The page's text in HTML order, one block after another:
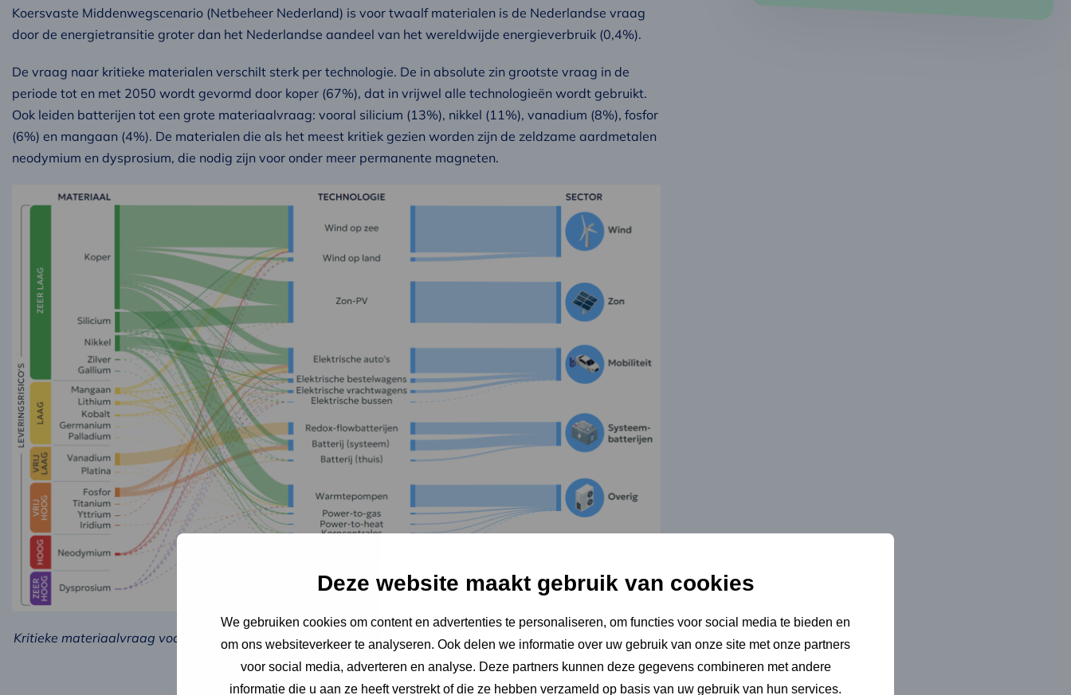
Deze website maakt gebruik van cookies
We gebruiken cookies om content en advertenties te personaliseren, om functies voor social media te bieden en
om ons websiteverkeer te analyseren. Ook delen we informatie over uw gebruik van onze site met onze partners
voor social media, adverteren en analyse. Deze partners kunnen deze gegevens combineren met andere
informatie die u aan ze heeft verstrekt of die ze hebben verzameld op basis van uw gebruik van hun services.
Koersvaste Middenwegscenario (Netbeheer Nederland) is voor twaalf materialen is de Nederlandse vraag
door de energietransitie groter dan het Nederlandse aandeel van het wereldwijde energieverbruik (0,4%).
De vraag naar kritieke materialen verschilt sterk per technologie. De in absolute zin grootste vraag in de
periode tot en met 2050 wordt gevormd door koper (67%), dat in vrijwel alle technologieën wordt gebruikt.
Ook leiden batterijen tot een grote materiaalvraag: vooral silicium (13%), nikkel (11%), vanadium (8%), fosfor
(6%) en mangaan (4%). De materialen die als het meest kritiek gezien worden zijn de zeldzame aardmetalen
neodymium en dysprosium, die nodig zijn voor onder meer permanente magneten.
Kritieke materiaalvraag voor de Nederlandse energietransitie tot en met 2050 in het Koersvaste Middenweg
(KM-)scenario